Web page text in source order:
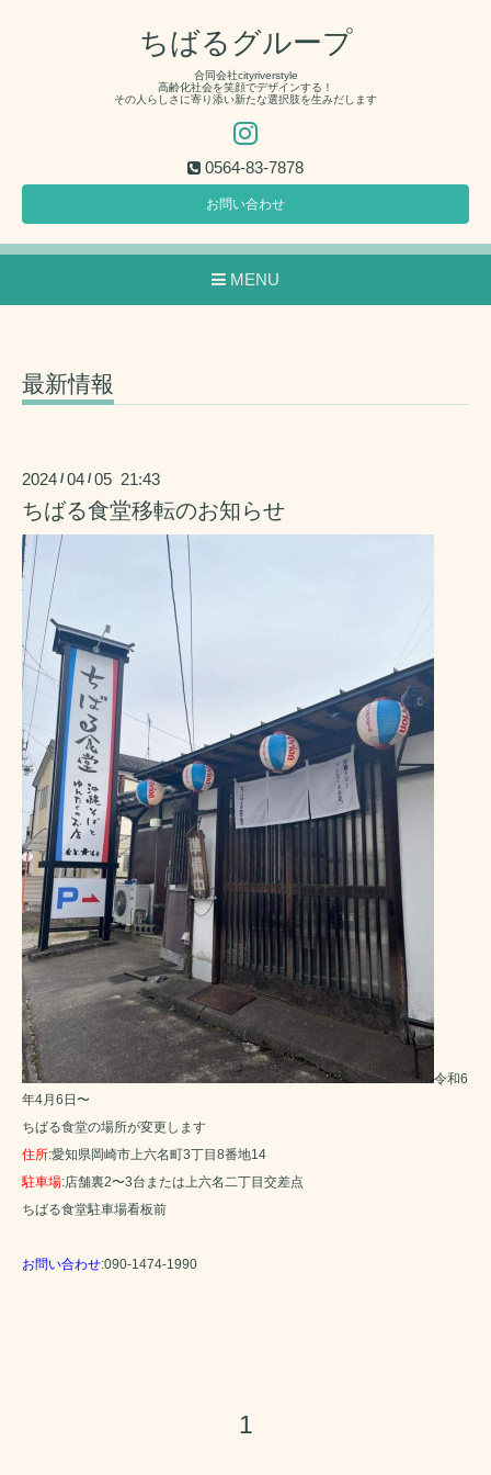
ちばるグループ
合同会社cityriverstyle
高齢化社会を笑顔でデザインする！
その人らしさに寄り添い新たな選択肢を生みだします
0564-83-7878
お問い合わせ
MENU
最新情報
2024 /04 /05 21:43
ちばる食堂移転のお知らせ
令和6
年4月6日〜
ちばる食堂の場所が変更します
住所:愛知県岡崎市上六名町3丁目8番地14
駐車場:店舗裏2〜3台または上六名二丁目交差点
ちばる食堂駐車場看板前
お問い合わせ:090-1474-1990
1